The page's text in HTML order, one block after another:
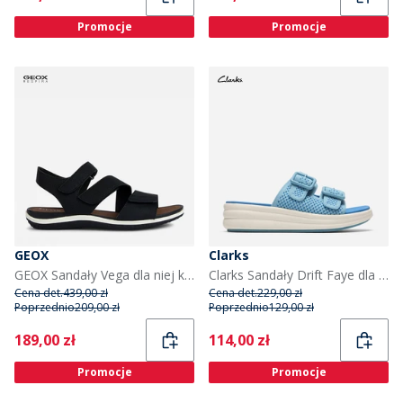
Promocje Promocje
GEOX
GEOX Sandały Vega dla niej kolor Czarny
Cena det.439,00 zł
Poprzednio209,00 zł
Current
189,00 zł
Promocje
Clarks
Clarks Sandały Drift Faye dla niej kolor Bright Blue
Cena det.229,00 zł
Poprzednio129,00 zł
Current
114,00 zł
Promocje